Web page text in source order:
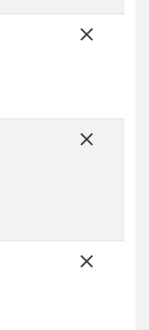
close
close
close